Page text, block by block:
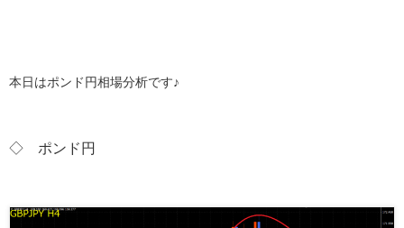
本日はポンド円相場分析です♪
◇ ポンド 円